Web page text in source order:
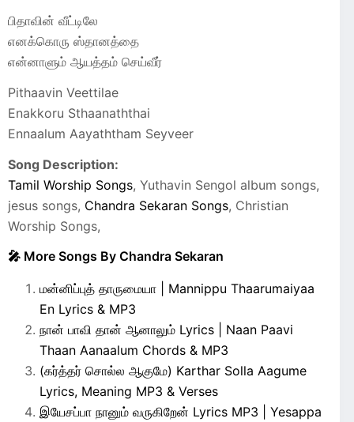
பிதாவின் வீட்டிலே
எனக்கொரு ஸ்தானத்தை
என்னாளும் ஆயத்தம் செய்வீர்
Pithaavin Veettilae
Enakkoru Sthaanaththai
Ennaalum Aayaththam Seyveer
Song Description:
Tamil Worship Songs, Yuthavin Sengol album songs,
jesus songs, Chandra Sekaran Songs, Christian
Worship Songs,
🎤 More Songs By Chandra Sekaran
மன்னிப்புத் தாருமையா | Mannippu Thaarumaiyaa
En Lyrics & MP3
நான் பாவி தான் ஆனாலும் Lyrics | Naan Paavi
Thaan Aanaalum Chords & MP3
(கர்த்தர் சொல்ல ஆகுமே) Karthar Solla Aagume
Lyrics, Meaning MP3 & Verses
இயேசப்பா நானும் வருகிறேன் Lyrics MP3 | Yesappa